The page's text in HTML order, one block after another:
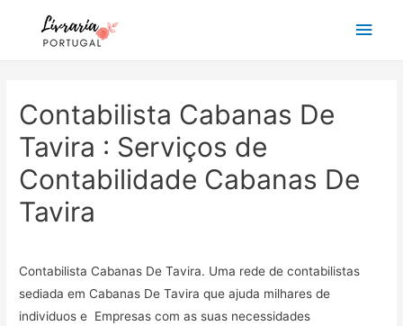
Main
Contabilista Cabanas De
Tavira : Serviços de
Contabilidade Cabanas De
Tavira
Contabilista Cabanas De Tavira. Uma rede de contabilistas
sediada em Cabanas De Tavira que ajuda milhares de
individuos e Empresas com as suas necessidades